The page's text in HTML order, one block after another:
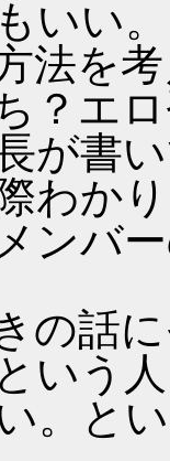
いい
法を
？エ
が書
わか
ンバ
の話
いう
。と